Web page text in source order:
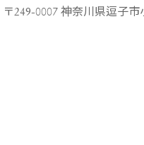
〒249-0007 神奈川県逗子